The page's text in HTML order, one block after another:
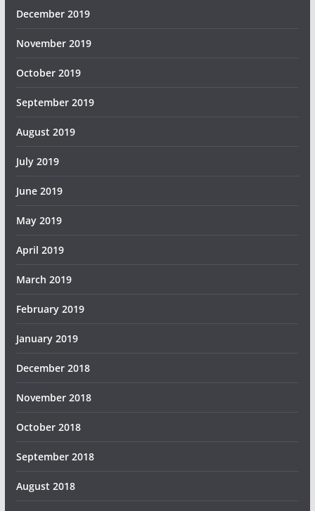
December 2019
November 2019
October 2019
September 2019
August 2019
July 2019
June 2019
May 2019
April 2019
March 2019
February 2019
January 2019
December 2018
November 2018
October 2018
September 2018
August 2018